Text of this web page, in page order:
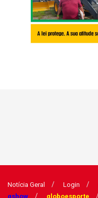
Notícia Geral Login
gshow
globoesporte